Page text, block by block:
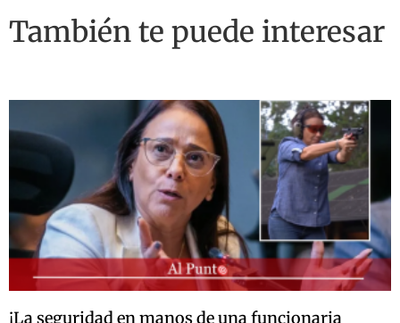
También te puede interesar
¡La seguridad en manos de una funcionaria